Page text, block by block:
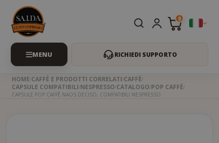
0
RICHIEDI SUPPORTO
HOME CAFFÈ E PRODOTTI CORRELATI CAFFÈ
CAPSULE COMPATIBILI NESPRESSO CATALOGO POP CAFFÉ
CAPSULE POP CAFFÈ NAOS DECISO, COMPATIBILI NESPRESSO